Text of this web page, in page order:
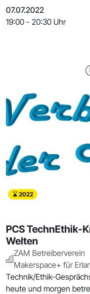
07.07.2022
19:00 - 20:30 Uhr
2022
PCS TechnEthik-
Welten
ZAM Betreiberverein
Makerspace+ für
Technik/Ethik-
heute und morgen